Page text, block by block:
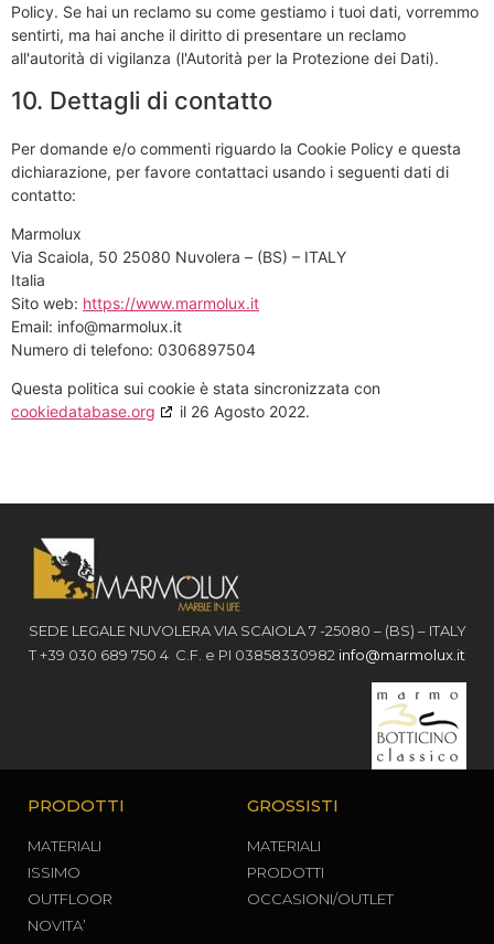
Policy. Se hai un reclamo su come gestiamo i tuoi dati, vorremmo
sentirti, ma hai anche il diritto di presentare un reclamo
all'autorità di vigilanza (l'Autorità per la Protezione dei Dati).
10. Dettagli di contatto
Per domande e/o commenti riguardo la Cookie Policy e questa
dichiarazione, per favore contattaci usando i seguenti dati di
contatto:
Marmolux
Via Scaiola, 50 25080 Nuvolera – (BS) – ITALY
Italia
Sito web: https://www.marmolux.it
Email: info@marmolux.it
Numero di telefono: 0306897504
Questa politica sui cookie è stata sincronizzata con
cookiedatabase.org
il 26 Agosto 2022.
SEDE LEGALE NUVOLERA VIA SCAIOLA 7 -25080 – (BS) – ITALY
T +39 030 689 750 4 C.F. e PI 03858330982 info@marmolux.it
PRODOTTI
MATERIALI
ISSIMO
OUTFLOOR
NOVITA’
GROSSISTI
MATERIALI
PRODOTTI
OCCASIONI/OUTLET